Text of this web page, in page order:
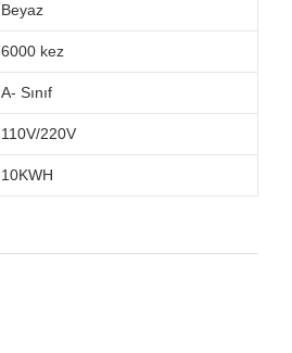
Beyaz
6000 kez
A- Sınıf
110V/220V
10KWH